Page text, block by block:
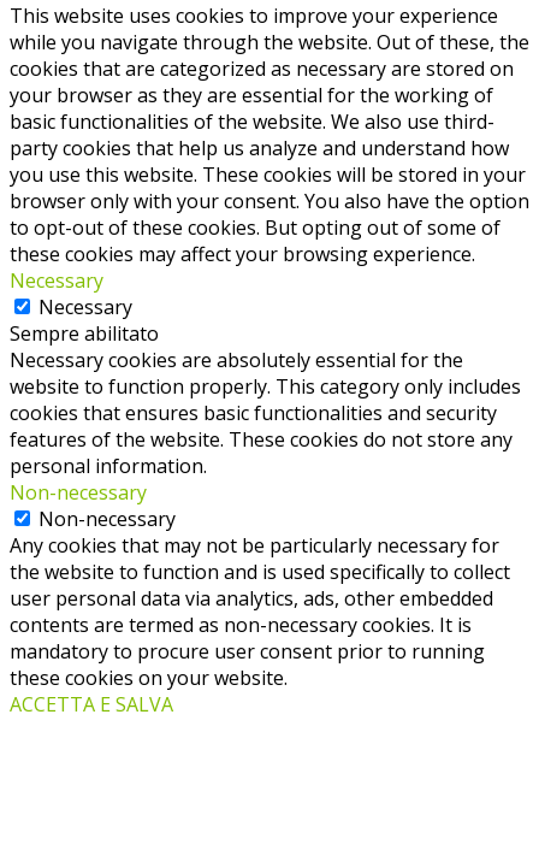
This website uses cookies to improve your experience
while you navigate through the website. Out of these, the
cookies that are categorized as necessary are stored on
your browser as they are essential for the working of
basic functionalities of the website. We also use third-
party cookies that help us analyze and understand how
you use this website. These cookies will be stored in your
browser only with your consent. You also have the option
to opt-out of these cookies. But opting out of some of
these cookies may affect your browsing experience.
Necessary
Necessary
Sempre abilitato
Necessary cookies are absolutely essential for the
website to function properly. This category only includes
cookies that ensures basic functionalities and security
features of the website. These cookies do not store any
personal information.
Non-necessary
Non-necessary
Any cookies that may not be particularly necessary for
the website to function and is used specifically to collect
user personal data via analytics, ads, other embedded
contents are termed as non-necessary cookies. It is
mandatory to procure user consent prior to running
these cookies on your website.
ACCETTA E SALVA